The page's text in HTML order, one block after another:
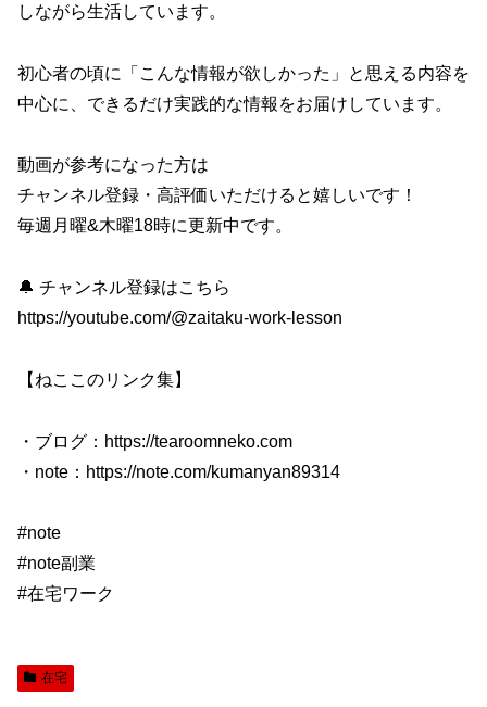
しながら生活しています。
初心者の頃に「こんな情報が欲しかった」と思える内容を
中心に、できるだけ実践的な情報をお届けしています。
動画が参考になった方は
チャンネル登録・高評価いただけると嬉しいです！
毎週月曜&木曜18時に更新中です。
🔔 チャンネル登録はこちら
https://youtube.com/@zaitaku-work-lesson
【ねここのリンク集】
・ブログ：https://tearoomneko.com
・note：https://note.com/kumanyan89314
#note
#note副業
#在宅ワーク
在宅